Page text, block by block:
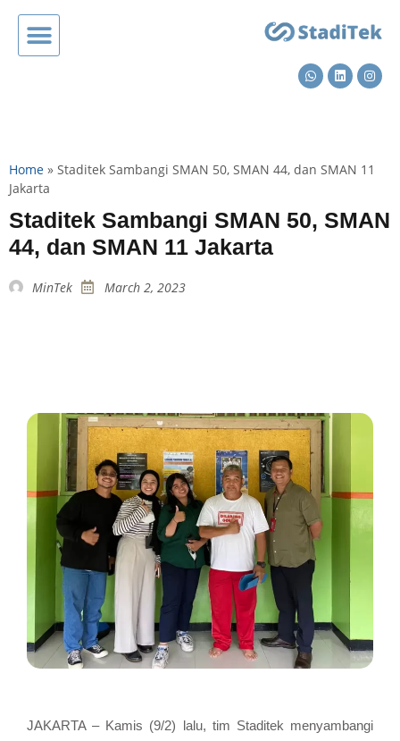
Home » Staditek Sambangi SMAN 50, SMAN 44, dan SMAN 11
Jakarta
Staditek Sambangi SMAN 50, SMAN
44, dan SMAN 11 Jakarta
MinTek March 2, 2023
JAKARTA – Kamis (9/2) lalu, tim Staditek menyambangi